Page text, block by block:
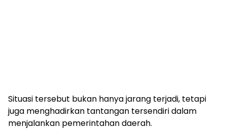
Situasi tersebut bukan hanya jarang terjadi, tetapi
juga menghadirkan tantangan tersendiri dalam
menjalankan pemerintahan daerah.